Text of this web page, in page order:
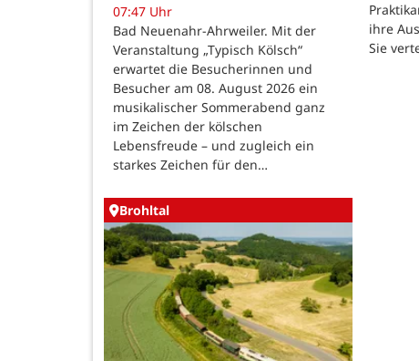
07:47 Uhr
Bad Neuenahr-Ahrweiler. Mit der
Veranstaltung „Typisch Kölsch“
erwartet die Besucherinnen und
Besucher am 08. August 2026 ein
musikalischer Sommerabend ganz
im Zeichen der kölschen
Lebensfreude – und zugleich ein
starkes Zeichen für den…
ihre
Sie
Brohltal